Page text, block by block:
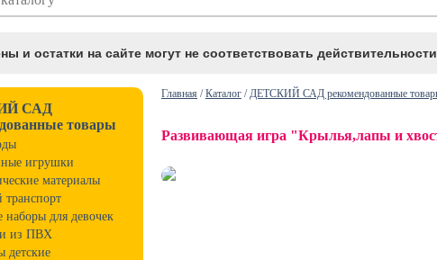
и остатки на сайте могут не соответствовать
САД
товары
игрушки
материалы
транспорт
наборы для девочек
из ПВХ
детские
Главная /Каталог /ДЕТСКИЙ САД рекомендованные
Развивающая игра "Крылья,лапы и